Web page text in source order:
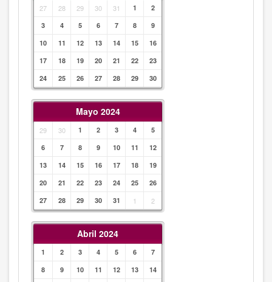
27 28 29 30 31 1
2
3
4 5 6 7 8
9
10
11 12 13 14 15
16
17
18 19 20 21 22
23
24
25 26 27 28 29 30
Mayo 2024
29 30 1 2 3 4
5
6
7 8 9 10 11
12
13
14 15 16 17 18
19
20
21 22 23 24 25
26
27
28 29 30 31 1 2
Abril 2024
1 2 3 4 5 6
7
8
9 10 11 12 13
14